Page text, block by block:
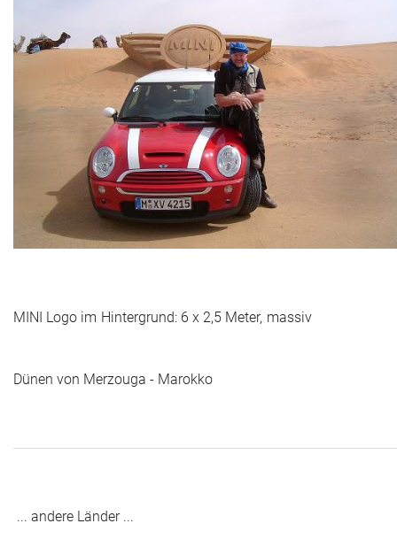
MINI Logo im Hintergrund: 6 x 2,5 Meter,
Dünen von Merzouga - Marokko
... andere Länder ...